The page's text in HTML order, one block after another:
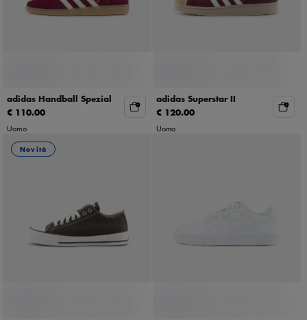
adidas Handball Spezial
€ 110.00
Uomo
adidas Superstar II
€ 120.00
Uomo
Novità